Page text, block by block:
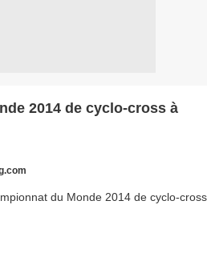
2014 de cyclo-cross à